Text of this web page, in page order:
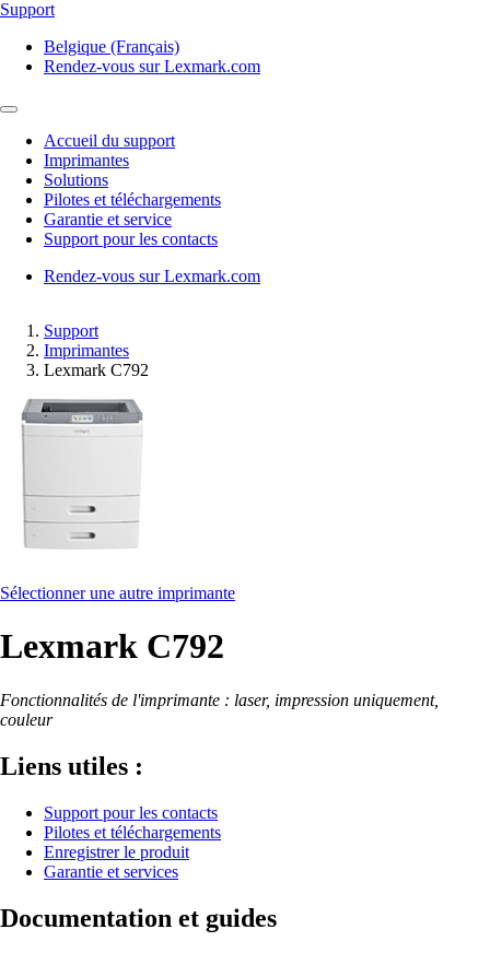
Support
Belgique (Français)
Rendez-vous sur Lexmark.com
Accueil du support
Imprimantes
Solutions
Pilotes et téléchargements
Garantie et service
Support pour les contacts
Rendez-vous sur Lexmark.com
Support
Imprimantes
Lexmark C792
Sélectionner une autre imprimante
Lexmark C792
Fonctionnalités de l'imprimante : laser, impression uniquement,
couleur
Liens utiles :
Support pour les contacts
Pilotes et téléchargements
Enregistrer le produit
Garantie et services
Documentation et guides